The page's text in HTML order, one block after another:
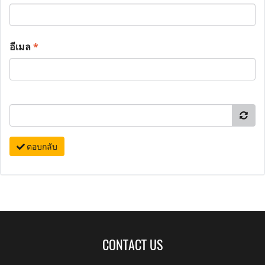
อีเมล*
ตอบกลับ
CONTACT US